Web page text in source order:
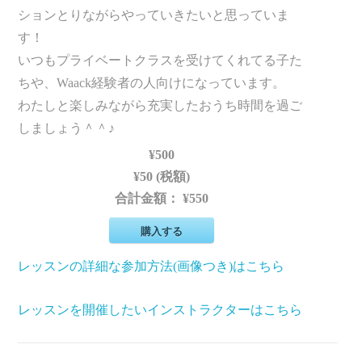
ションとりながらやっていきたいと思っていま
す！
いつもプライベートクラスを受けてくれてる子た
ちや、Waack経験者の人向けになっています。
わたしと楽しみながら充実したおうち時間を過ご
しましょう＾＾♪
¥500
¥50 (税額)
合計金額：¥550
購入する
レッスンの詳細な参加方法(画像つき)はこちら
レッスンを開催したいインストラクターはこちら